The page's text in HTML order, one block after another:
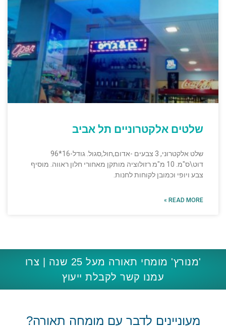
שלטים אלקטרוניים תל אביב
שלט אלקטרוני, 3 צבעים -אדום,חול,סגול. גודל-16*96
דוט\ס"מ. 10 מ"מ רזולוציה מותקן מאחורי חלון ראווה. מוסיף
צבע ויופי וכמובן לקוחות לחנות.
READ MORE »
'מנורץ' מומחי תאורה מעל 25 שנה | צרו
עמנו קשר לקבלת ייעוץ
מעוניינים לדבר עם מומחה תאורה?